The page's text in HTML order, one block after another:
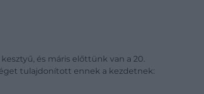
és máris előttünk van a 20.
tulajdonított ennek a kezdetnek: